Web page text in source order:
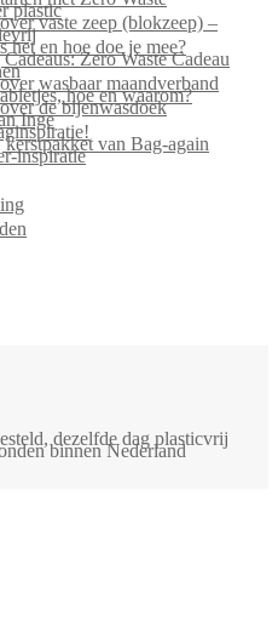
plastic
vaste zeep (blokzeep) –
en hoe doe je mee?
Zero Waste Cadeau
wasbaar maandverband
hoe en waarom?
de bijenwasdoek
Inge
van Bag-again
inspiratie
dezelfde dag plasticvrij
binnen Nederland